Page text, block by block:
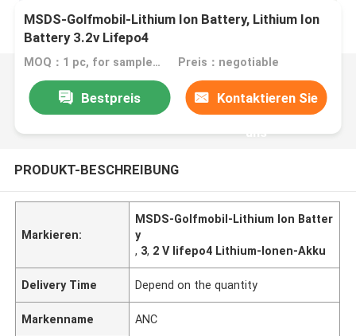
MSDS-Golfmobil-Lithium Ion Battery, Lithium Ion
Battery 3.2v Lifepo4
MOQ：1 pc, for sample test Preis：negotiable
Bestpreis Kontaktieren Sie
uns
PRODUKT-BESCHREIBUNG
Markieren:
MSDS-Golfmobil-Lithium Ion Batter
y
, 3, 2 V lifepo4 Lithium-Ionen-Akku
Delivery Time Depend on the quantity
Markenname ANC